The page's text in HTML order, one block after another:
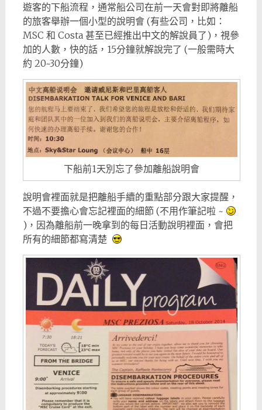
遊客的下船流程，通常船公司在前一天會對即將離船
的旅客舉辦一個小型的說明會 (有些公司，比如：
MSC 和 Costa 甚至已經推出中文的解說員了)，視參
加的人數，快的話，15分鐘就解說完了 (一般需時大
約 20~30分鐘)
下船前1天別忘了參加離船說明會
說明會裡面就是把離船手續的重點部分跟大家提醒，
不過不要擔心會忘記裡面的細節 (不用作筆記啦 ~
)，因為離船前一晚拿到的每日活動說明裡面，會把
所有的細節都寫清楚